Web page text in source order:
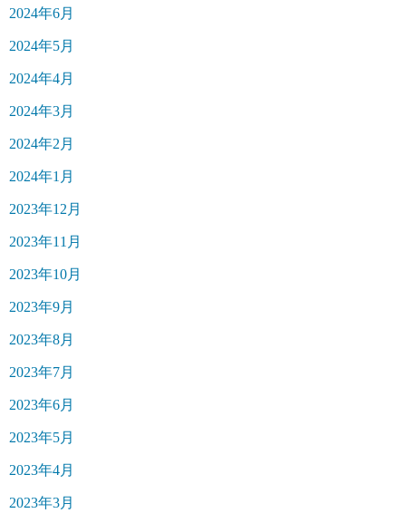
2024年6月
2024年5月
2024年4月
2024年3月
2024年2月
2024年1月
2023年12月
2023年11月
2023年10月
2023年9月
2023年8月
2023年7月
2023年6月
2023年5月
2023年4月
2023年3月